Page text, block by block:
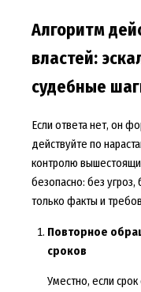
Алгоритм
властей:
судебные
Если ответа нет, он
действуйте по
контролю
безопасно: без
только факты и
Повторное
сроков
Уместно, если срок